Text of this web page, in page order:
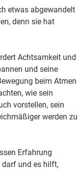
etwas abgewandelt
denn sie hat
Achtsamkeit und
und seine
beim Atmen
wie sein
vorstellen, sein
werden zu
Erfahrung
darf und es hilft,